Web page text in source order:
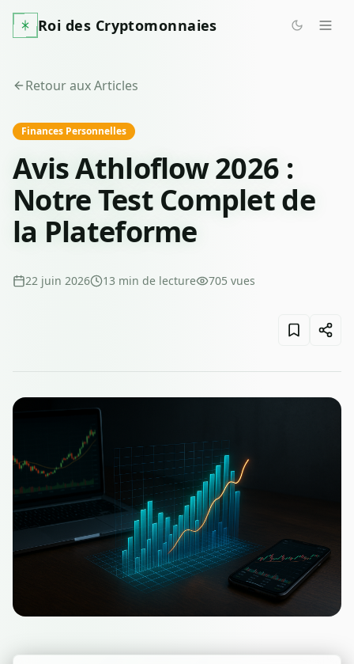
Roi des Cryptomonnaies
Retour aux Articles
Finances Personnelles
Avis Athloflow 2026 :
Notre Test Complet de
la Plateforme
22 juin 2026 13 min de lecture 705 vues